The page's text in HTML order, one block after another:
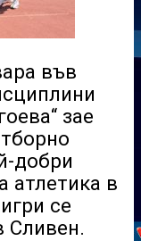
във
зае
добри
атлетика в
се
Сливен.